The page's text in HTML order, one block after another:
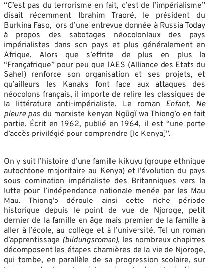
“C’est pas du terrorisme en fait, c’est de l’impérialisme”
disait récemment Ibrahim Traoré, le président du
Burkina Faso, lors d’une entrevue donnée à Russia Today
à propos des sabotages néocoloniaux des pays
impérialistes dans son pays et plus généralement en
Afrique. Alors que s’effrite de plus en plus la
“Françafrique” pour peu que l’AES (Alliance des Etats du
Sahel) renforce son organisation et ses projets, et
qu’ailleurs les Kanaks font face aux attaques des
néocolons français, il importe de relire les classiques de
la littérature anti-impérialiste. Le roman Enfant, Ne
pleure pasdu marxiste kenyan Ngũgĩ wa Thiong’o en fait
partie. Écrit en 1962, publié en 1964, il est “une porte
d’accès privilégié pour comprendre [le Kenya]”.
On y suit l’histoire d’une famille kikuyu (groupe ethnique
autochtone majoritaire au Kenya) et l’évolution du pays
sous domination impérialiste des Britanniques vers la
lutte pour l’indépendance nationale menée par les Mau
Mau. Thiong’o déroule ainsi cette riche période
historique depuis le point de vue de Njoroge, petit
dernier de la famille en âge mais premier de la famille à
aller à l’école, au collège et à l’université. Tel un roman
d’apprentissage (bildungsroman), les nombreux chapitres
décomposent les étapes charnières de la vie de Njoroge,
qui tombe, en parallèle de sa progression scolaire, sur